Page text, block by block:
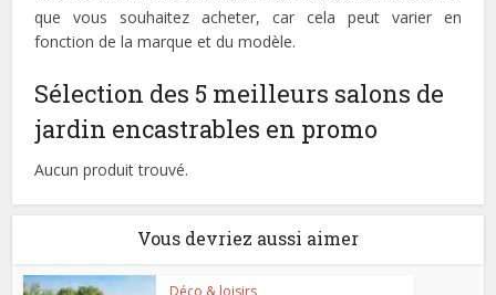
que vous souhaitez acheter, car cela peut varier en
fonction de la marque et du modèle.
Sélection des 5 meilleurs salons de
jardin encastrables en promo
Aucun produit trouvé.
Vous devriez aussi aimer
Déco & loisirs